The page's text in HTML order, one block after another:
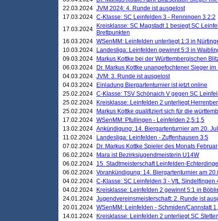
22.03.2024 JVM 2024: 4. Runde ist ausgelost
17.03.2024 C-Klasse: SC Leinfelden 3 - Renningen 3 2:2
17.03.2024
Kreisklasse: SC Magstadt 1 besiegt SC
Brettpunkten
16.03.2024 WSenMM: Leinfelden unterliegt 1:3 in
10.03.2024
Landesliga: Leinfelden gewinnt 5:3 in
09.03.2024
Markus Kottke bei der Württembergischen
06.03.2024
Dr. Markus Kottke unangefochtener Sieger
04.03.2024 JVM: 3. Runde ist ausgelost
04.03.2024
Einladung Biergartenturnier ist jetzt online
25.02.2024 C-Klasse: TSV Schönaich V gegen SC
25.02.2024
Kreisklasse: Leinfelden 2 unterliegt
25.02.2024
Markus Kottke qualifiziert sich für die
17.02.2024 WSenMM: Pfullingen - Leinfelden 2,5:1,5
13.02.2024 Ankündigung: 14. Biergartenturnier am 20.
11.02.2024
Landesliga: Leinfelden - Zuffenhausen 3:5
07.02.2024
Dr. Markus Kottke Spieler des Monats Februar
06.02.2024
Mara ist Bezirksjugendmeisterin U14W
06.02.2024 15. Stadtmeisterschaft Leinfelden-
06.02.2024 Vorankündigung: 14. Biergartenturnier am
04.02.2024 C-Klasse: SC Leinfelden 3 - VfL Sindelfingen
04.02.2024
Kreisklasse: Leinfelden 2 gewinnt 5:1 in
24.01.2024 Jugendvereinsmeisterschaft: 2. Runde ist
20.01.2024 WSenMM: Leinfelden - Schmiden/Cannstatt
14.01.2024
Kreisklasse: Leinfelden 2 unterliegt SC